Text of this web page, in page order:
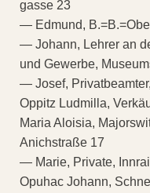
gasse 23
— Edmund,
— Johann, Lehrer an
und Gewerbe,
— Josef,
Oppitz Ludmilla,
Maria Aloisia,
Anichstraße 17
— Marie, Private,
Opuhac Johann,